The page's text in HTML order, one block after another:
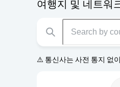
여행지 및 네트워
⚠️ 통신사는 사전 통지 없